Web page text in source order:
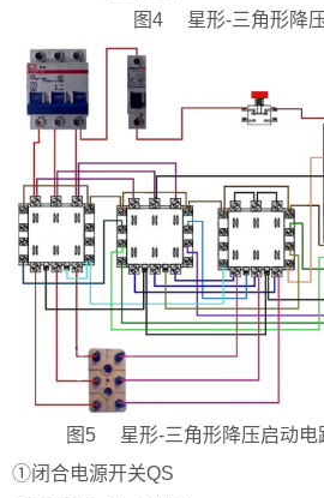
图4 星形-三角形降
图5 星形-三角形降压启动电
①闭合电源开关QS